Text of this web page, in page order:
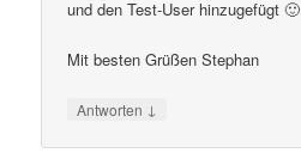
und den Test-User hinzugefügt 🙂
Mit besten Grüßen Stephan
Antworten ↓